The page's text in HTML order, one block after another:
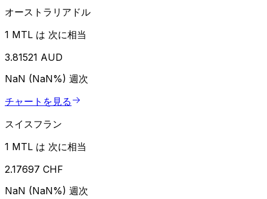
オーストラリアドル
1 MTL は 次に相当
3.81521 AUD
NaN (NaN%) 週次
チャートを見る
スイスフラン
1 MTL は 次に相当
2.17697 CHF
NaN (NaN%) 週次